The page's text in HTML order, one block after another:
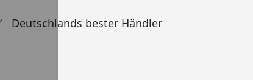
Deutschlands bester Händler